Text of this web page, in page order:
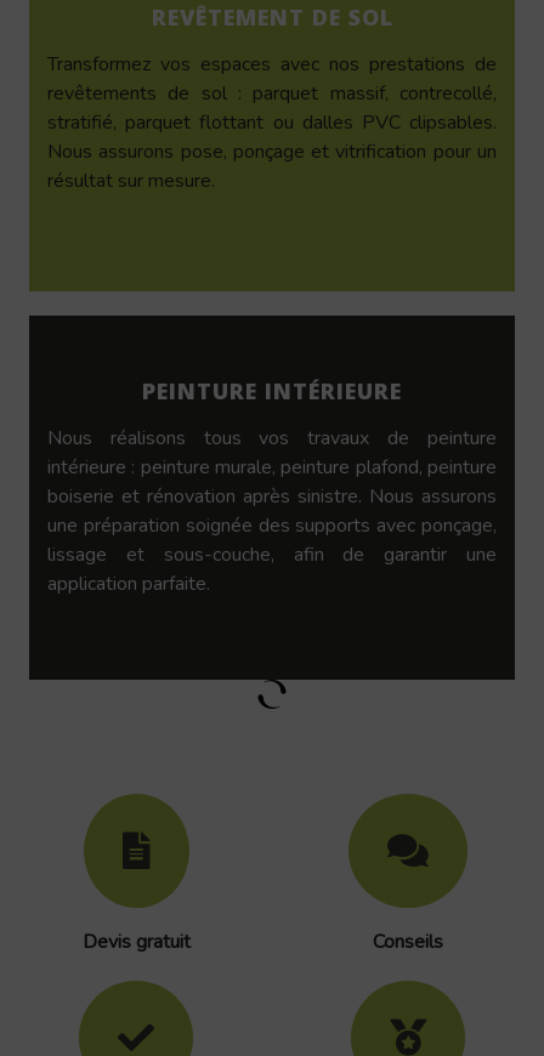
REVÊTEMENT DE SOL
Transformez vos espaces avec nos prestations de
revêtements de sol : parquet massif, contrecollé,
stratifié, parquet flottant ou dalles PVC clipsables.
Nous assurons pose, ponçage et vitrification pour un
résultat sur mesure.
PEINTURE INTÉRIEURE
Nous réalisons tous vos travaux de peinture
intérieure : peinture murale, peinture plafond, peinture
boiserie et rénovation après sinistre. Nous assurons
une préparation soignée des supports avec ponçage,
lissage et sous-couche, afin de garantir une
application parfaite.
Devis gratuit Conseils